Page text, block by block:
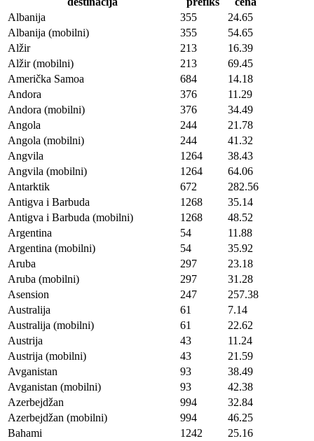
Albanija
355
24.65
Albanija (mobilni)
355
54.65
Alžir
213
16.39
Alžir (mobilni)
213
69.45
Američka Samoa
684
14.18
Andora
376
11.29
Andora (mobilni)
376
34.49
Angola
244
21.78
Angola (mobilni)
244
41.32
Angvila
1264
38.43
Angvila (mobilni)
1264
64.06
Antarktik
672
282.56
Antigva i Barbuda
1268
35.14
Antigva i Barbuda (mobilni)
1268
48.52
Argentina
54
11.88
Argentina (mobilni)
54
35.92
Aruba
297
23.18
Aruba (mobilni)
297
31.28
Asension
247
257.38
Australija
61
7.14
Australija (mobilni)
61
22.62
Austrija
43
11.24
Austrija (mobilni)
43
21.59
Avganistan
93
38.49
Avganistan (mobilni)
93
42.38
Azerbejdžan
994
32.84
Azerbejdžan (mobilni)
994
46.25
Bahami
1242
25.16